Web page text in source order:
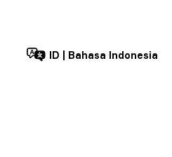
ID Bahasa Indonesia